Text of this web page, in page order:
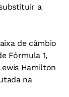
a
de câmbio
Fórmula 1,
Hamilton
na